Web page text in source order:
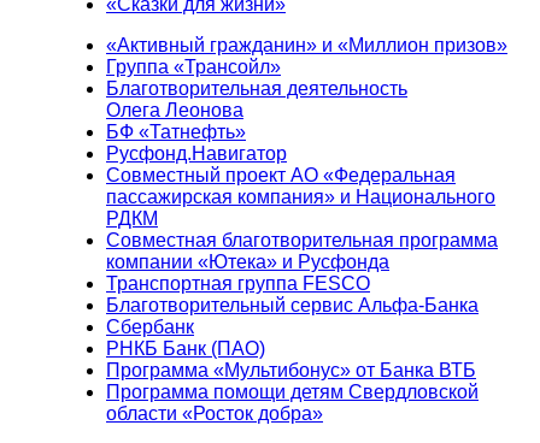
«Сказки для жизни»
«Активный гражданин» и «Миллион призов»
Группа «Трансойл»
Благотворительная деятельность
Олега Леонова
БФ «Татнефть»
Русфонд.Навигатор
Совместный проект АО «Федеральная
пассажирская компания» и Национального
РДКМ
Совместная благотворительная программа
компании «Ютека» и Русфонда
Транспортная группа FESCO
Благотворительный сервис Альфа-Банка
Сбербанк
РНКБ Банк (ПАО)
Программа «Мультибонус» от Банка ВТБ
Программа помощи детям Свердловской
области «Росток добра»